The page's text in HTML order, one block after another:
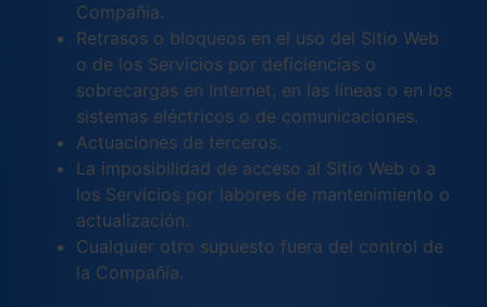
Compañía.
Retrasos o bloqueos en el uso del Sitio Web
o de los Servicios por deficiencias o
sobrecargas en Internet, en las líneas o en los
sistemas eléctricos o de comunicaciones.
Actuaciones de terceros.
La imposibilidad de acceso al Sitio Web o a
los Servicios por labores de mantenimiento o
actualización.
Cualquier otro supuesto fuera del control de
la Compañía.